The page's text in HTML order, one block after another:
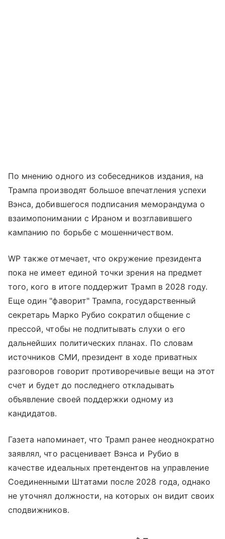
По мнению одного из собеседников издания, на
Трампа производят большое впечатления успехи
Вэнса, добившегося подписания меморандума о
взаимопонимании с Ираном и возглавившего
кампанию по борьбе с мошенничеством.
WP также отмечает, что окружение президента
пока не имеет единой точки зрения на предмет
того, кого в итоге поддержит Трамп в 2028 году.
Еще один "фаворит" Трампа, государственный
секретарь Марко Рубио сократил общение с
прессой, чтобы не подпитывать слухи о его
дальнейших политических планах. По словам
источников СМИ, президент в ходе приватных
разговоров говорит противоречивые вещи на этот
счет и будет до последнего откладывать
объявление своей поддержки одному из
кандидатов.
Газета напоминает, что Трамп ранее неоднократно
заявлял, что расценивает Вэнса и Рубио в
качестве идеальных претендентов на управление
Соединенными Штатами после 2028 года, однако
не уточнял должности, на которых он видит своих
сподвижников.